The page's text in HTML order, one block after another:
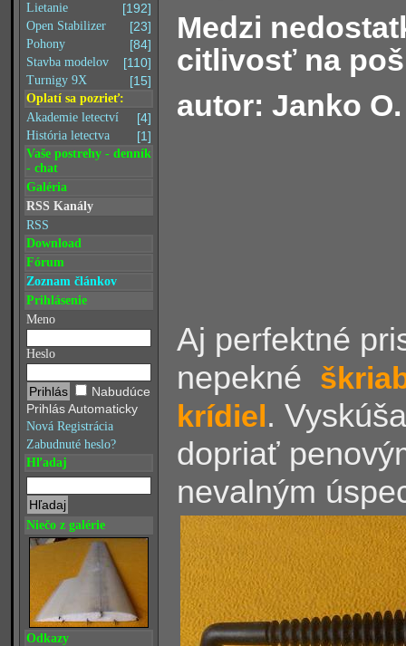
[192]
Lietanie
[23]
Open Stabilizer
[84]
Pohony
[110]
Stavba modelov
[15]
Turnigy 9X
Oplatí sa pozrieť:
[4]
Akademie letectví
[1]
História letectva
Vaše postrehy - denník
- chat
Galéria
RSS Kanály
RSS
Download
Fórum
Zoznam článkov
Prihlásenie
Meno
Heslo
Nabudúce
Prihlás Automaticky
Nová Registrácia
Zabudnuté heslo?
Hľadaj
Niečo z galérie
Odkazy
Medzi
citlivosť na
autor: Janko O.
Aj perfektné
nepekné
krídiel.
dopriať
nevalným